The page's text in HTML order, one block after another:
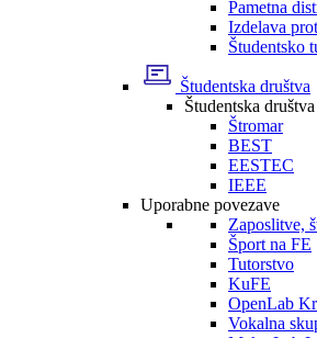
Pametna
Izdelava
Študentsko
Študentska društva
Študentska društva
Štromar
BEST
EESTEC
IEEE
Uporabne povezave
Zaposlitve,
Šport na FE
Tutorstvo
KuFE
OpenLab
Vokalna